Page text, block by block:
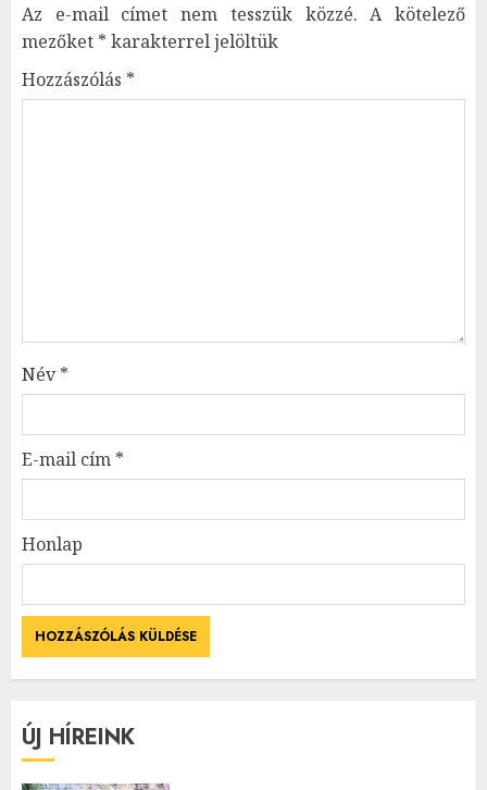
Az e-mail címet nem tesszük közzé. A kötelező
mezőket * karakterrel jelöltük
Hozzászólás *
Név*
E-mail cím *
Honlap
ÚJ HÍREINK